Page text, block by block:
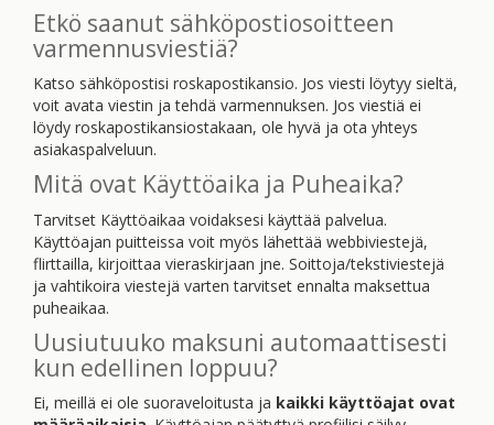
Etkö saanut sähköpostiosoitteen
varmennusviestiä?
Katso sähköpostisi roskapostikansio. Jos viesti löytyy sieltä,
voit avata viestin ja tehdä varmennuksen. Jos viestiä ei
löydy roskapostikansiostakaan, ole hyvä ja ota yhteys
asiakaspalveluun.
Mitä ovat Käyttöaika ja Puheaika?
Tarvitset Käyttöaikaa voidaksesi käyttää palvelua.
Käyttöajan puitteissa voit myös lähettää webbiviestejä,
flirttailla, kirjoittaa vieraskirjaan jne. Soittoja/tekstiviestejä
ja vahtikoira viestejä varten tarvitset ennalta maksettua
puheaikaa.
Uusiutuuko maksuni automaattisesti
kun edellinen loppuu?
Ei, meillä ei ole suoraveloitusta ja kaikki käyttöajat ovat